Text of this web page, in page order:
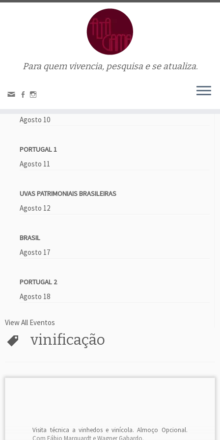
Para quem vivencia, pesquisa e se atualiza.
»vinificação
Agosto 10
PORTUGAL 1
Agosto 11
UVAS PATRIMONIAIS BRASILEIRAS
Agosto 12
BRASIL
Agosto 17
PORTUGAL 2
Agosto 18
View All Eventos
vinificação
Visita técnica a vinhedos e vinícola. Almoço Opcional.